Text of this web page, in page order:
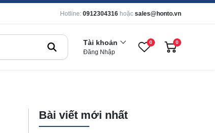
Hotline: 0912304316 hoặc sales@honto.vn
Tài khoản
Đăng Nhập
0 0
Bài viết mới nhất